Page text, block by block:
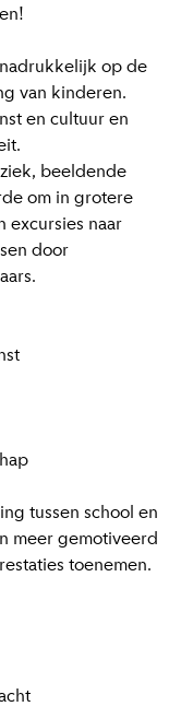
op de
van kinderen.
en cultuur en
beeldende
om in grotere
excursies naar
door
tussen school en
meer gemotiveerd
toenemen.